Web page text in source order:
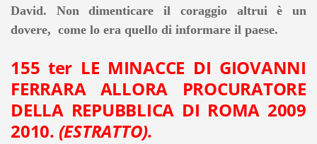
David. Non dimenticare il coraggio altrui è un
dovere, come lo era quello di informare il paese.
155 ter LE MINACCE DI GIOVANNI
FERRARA ALLORA PROCURATORE
DELLA REPUBBLICA DI ROMA 2009
2010. (ESTRATTO).